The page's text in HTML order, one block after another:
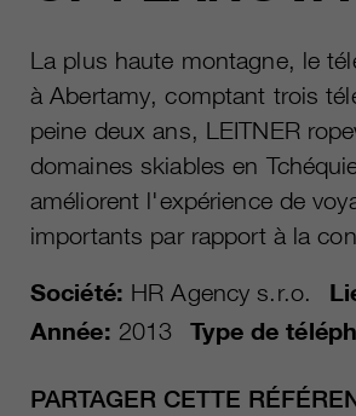
La plus haute montagne, le
à Abertamy, comptant trois
peine deux ans, LEITNER
domaines skiables en
améliorent l'expérience de
importants par rapport à la
Société: HR Agency s.r.o.
Année: 2013 Type de
PARTAGER CETTE